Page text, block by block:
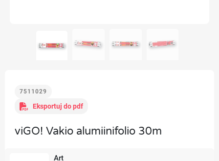
7511029
Eksportuj do pdf
viGO! Vakio alumiinifolio 30m
Art